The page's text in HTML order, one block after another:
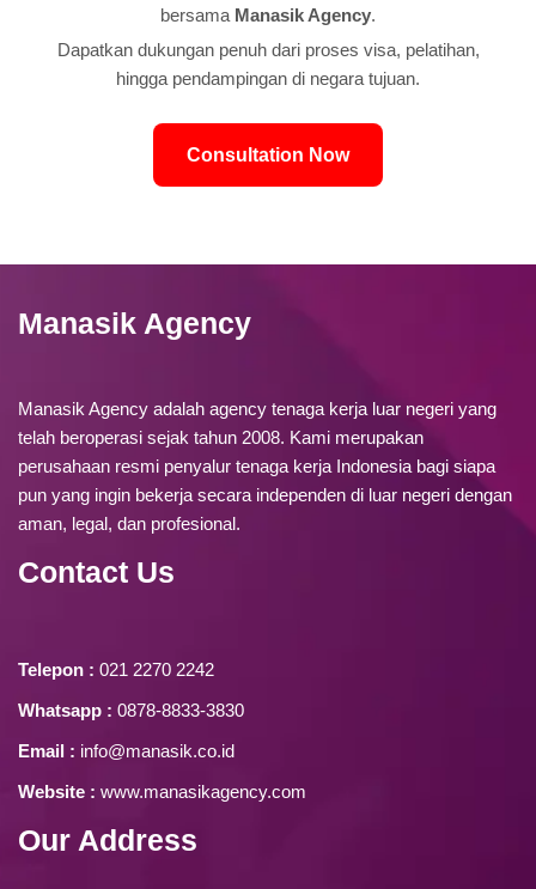
bersama Manasik Agency.
Dapatkan dukungan penuh dari proses visa, pelatihan,
hingga pendampingan di negara tujuan.
Consultation Now
Manasik Agency
Manasik Agency adalah agency tenaga kerja luar negeri yang
telah beroperasi sejak tahun 2008. Kami merupakan
perusahaan resmi penyalur tenaga kerja Indonesia bagi siapa
pun yang ingin bekerja secara independen di luar negeri dengan
aman, legal, dan profesional.
Contact Us
Telepon : 021 2270 2242
Whatsapp : 0878-8833-3830
Email : info@manasik.co.id
Website : www.manasikagency.com
Our Address